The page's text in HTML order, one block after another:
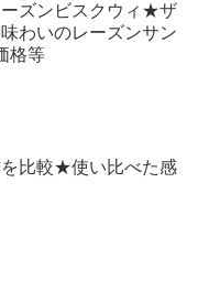
ズンビスクウィ★ザ
わいのレーズンサン
格等
比較★使い比べた感